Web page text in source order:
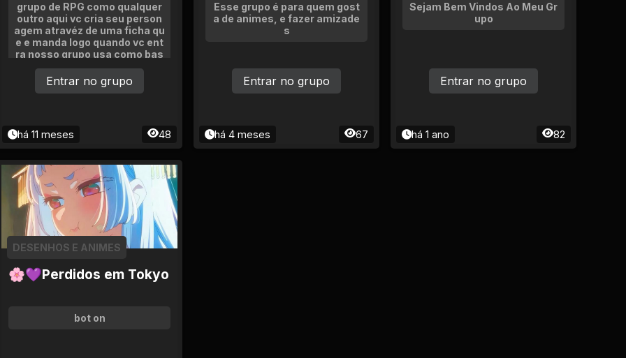
grupo de RPG como qualquer
outro aqui vc cria seu person
agem atravéz de uma ficha qu
e e manda logo quando vc ent
ra nosso grupo usa como bas
e o anime beasters tem o gru
po de teatro e jardinagem per
sonagens são meio humanos
há 11 meses 48
Entrar no grupo
Esse grupo é para quem gost
a de animes, e fazer amizade
s
há 4 meses 67
Entrar no grupo
Sejam Bem Vindos Ao Meu Gr
upo
há 1 ano 82
Entrar no grupo
🌸💜Perdidos em Tokyo
DESENHOS E ANIMES
bot on